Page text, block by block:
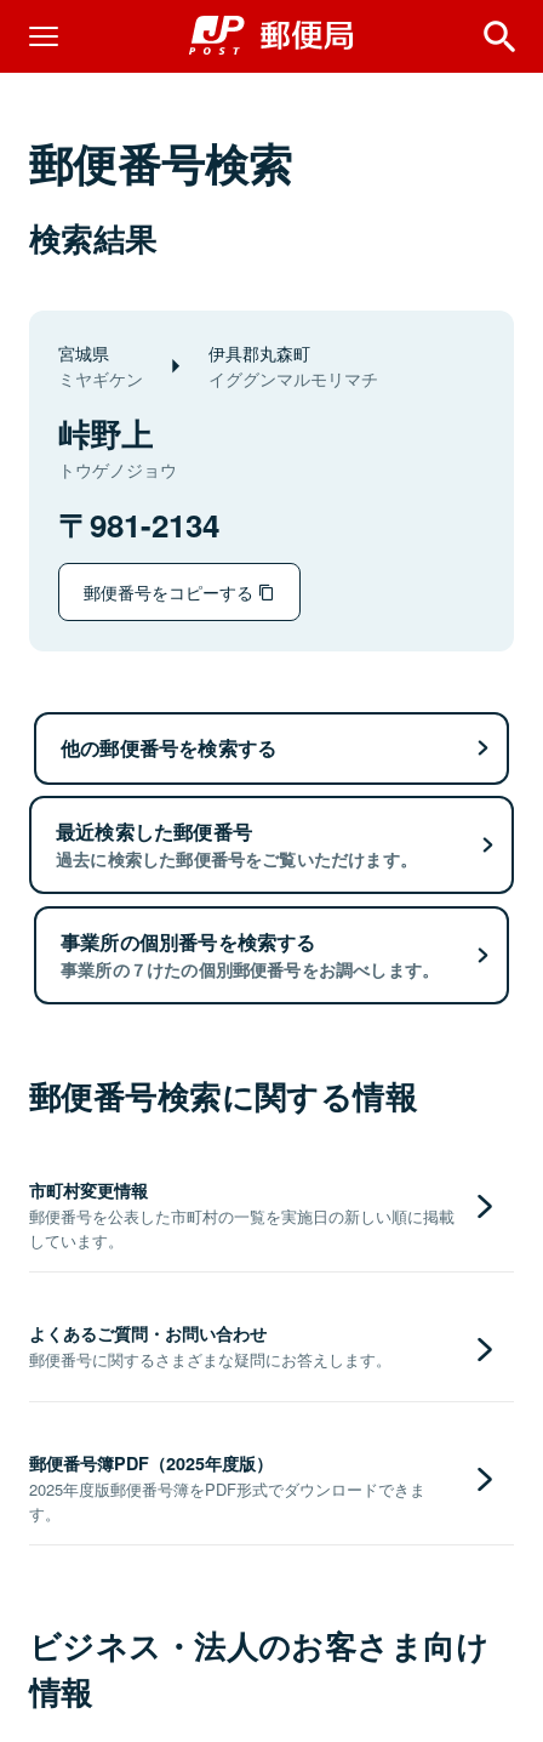
郵便番号検索
検索結果
宮城県
ミヤギケン
伊具郡丸森町
イググンマルモリマチ
峠野上
トウゲノジョウ
981-2134
郵便番号をコピーする
他の郵便番号を検索する
最近検索した郵便番号
過去に検索した郵便番号をご覧いただけます。
事業所の個別番号を検索する
事業所の７けたの個別郵便番号をお調べします。
郵便番号検索に関する情報
市町村変更情報
郵便番号を公表した市町村の一覧を実施日の新しい順に掲載
しています。
よくあるご質問・お問い合わせ
郵便番号に関するさまざまな疑問にお答えします。
郵便番号簿PDF（2025年度版）
2025年度版郵便番号簿をPDF形式でダウンロードできま
す。
ビジネス・法人のお客さま向け
情報